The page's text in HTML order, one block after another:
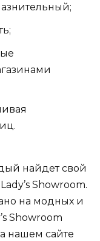
найдет свой
Showroom.
на модных и
Showroom
нашем сайте